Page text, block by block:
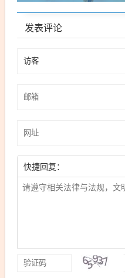
发表评论
快捷回复：